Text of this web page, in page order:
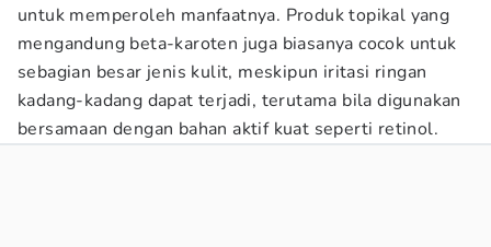
untuk memperoleh manfaatnya. Produk topikal yang
mengandung beta-karoten juga biasanya cocok untuk
sebagian besar jenis kulit, meskipun iritasi ringan
kadang-kadang dapat terjadi, terutama bila digunakan
bersamaan dengan bahan aktif kuat seperti retinol.